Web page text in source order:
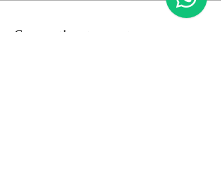
Compartir este evento